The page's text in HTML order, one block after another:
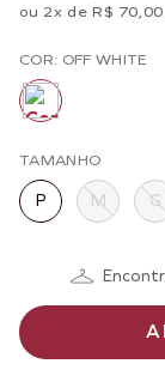
ou 2x de R$
COR: OFF WHITE
TAMANHO
P M G